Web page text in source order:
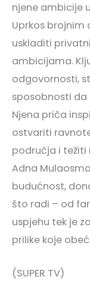
njene ambicije
Uprkos brojnim
uskladiti
ambicijama.
odgovornosti,
sposobnosti da
Njena priča
ostvariti
područja i težiti
Adna
budućnost,
što radi – od
uspjehu tek je
prilike koje
(SUPER TV)